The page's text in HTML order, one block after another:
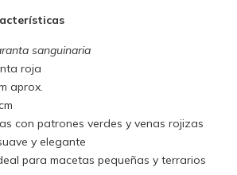
sanguinaria
roja
aprox.
con patrones verdes y venas rojizas
y elegante
para macetas pequeñas y terrarios